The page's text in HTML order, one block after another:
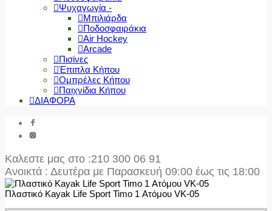
Ψυχαγωγία -
Μπιλιάρδα
Ποδοσφαιράκια
Air Hockey
Arcade
Πισίνες
Έπιπλα Κήπου
Ομπρέλες Κήπου
Παιχνίδια Κήπου
ΔΙΑΦΟΡΑ
Καλεστε μας στο :210 300 06 91
Ανοικτά : Δευτέρα με Παρασκευή 09:00 έως τις 18:00
Πλαστικό Kayak Life Sport Timo 1 Ατόμου VK-05